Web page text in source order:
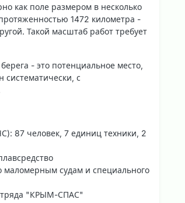
как поле размером в несколько
1472 километра -
Такой масштаб работ требует
- это потенциальное место,
систематически, с
87 человек, 7 единиц техники, 2
маломерным судам и специального
"КРЫМ-СПАС"